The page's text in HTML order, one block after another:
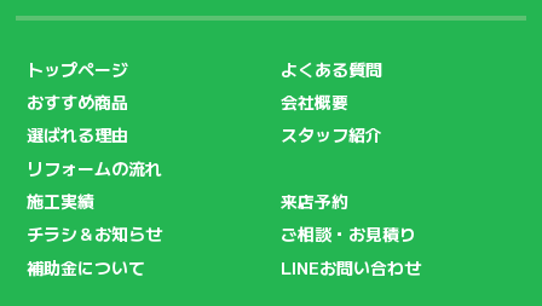
トップページ
おすすめ商品
選ばれる理由
リフォームの流れ
よくある質問
会社概要
スタッフ紹介
施工実績
チラシ＆お知らせ
補助金について
来店予約
ご相談・お見積り
LINEお問い合わせ